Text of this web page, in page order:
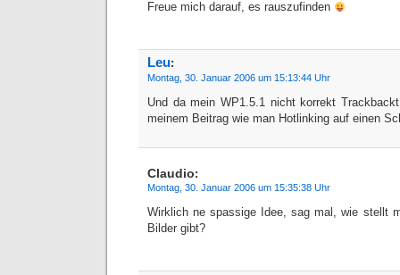
Freue mich darauf, es rauszufinden
Leu:
Montag, 30. Januar 2006 um 15:13:44 Uhr
Und da mein WP1.5.1 nicht korrekt
meinem Beitrag wie man Hotlinking auf einen
Claudio:
Montag, 30. Januar 2006 um 15:35:38 Uhr
Wirklich ne spassige Idee, sag mal, wie stellt
Bilder gibt?